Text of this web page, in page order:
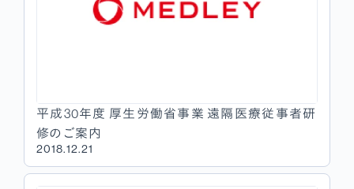
平成30年度 厚生労働省事業 遠隔医療従事者研
修のご案内
2018.12.21